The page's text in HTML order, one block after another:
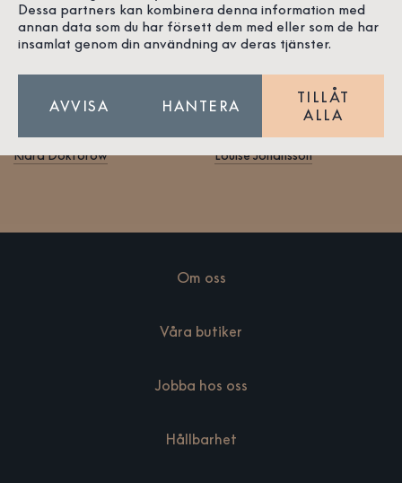
Klara Doktorow Louise Johansson
Om oss
Våra butiker
Jobba hos oss
Hållbarhet
Dessa partners kan kombinera denna information med
annan data som du har försett dem med eller som de har
insamlat genom din användning av deras tjänster.
AVVISA HANTERA
TILLÅT
ALLA